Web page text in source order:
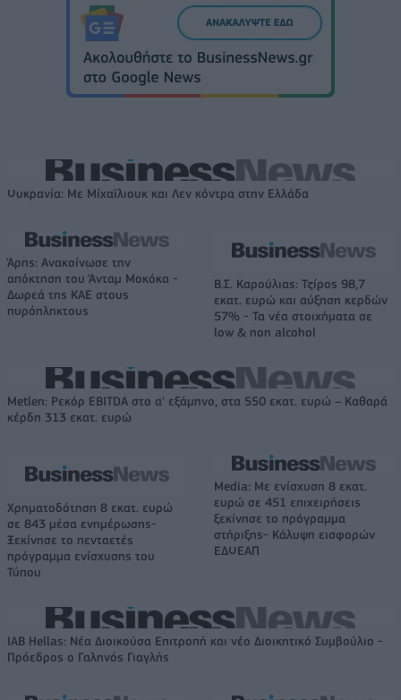
Ουκρανία: Με Μίχαϊλιουκ και Λεν κόντρα στην Ελλάδα
Άρης: Ανακοίνωσε την
απόκτηση του Άνταμ Μοκόκα -
Δωρεά της ΚΑΕ στους
πυρόπληκτους
Β.Σ. Καρούλιας: Τζίρος 98,7
εκατ. ευρώ και αύξηση κερδών
57% - Τα νέα στοιχήματα σε
low & non alcohol
Metlen: Ρεκόρ EBITDA στο α' εξάμηνο, στα 550 εκατ. ευρώ – Καθαρά
κέρδη 313 εκατ. ευρώ
Χρηματοδότηση 8 εκατ. ευρώ
σε 843 μέσα ενημέρωσης-
Ξεκίνησε το πενταετές
πρόγραμμα ενίσχυσης του
Τύπου
Media: Με ενίσχυση 8 εκατ.
ευρώ σε 451 επιχειρήσεις
ξεκίνησε το πρόγραμμα
στήριξης- Κάλυψη εισφορών
ΕΔΟΕΑΠ
IAB Hellas: Νέα Διοικούσα Επιτροπή και νέο Διοικητικό Συμβούλιο -
Πρόεδρος ο Γαληνός Γιαγλής